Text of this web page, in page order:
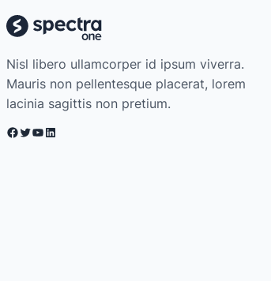
Nisl libero ullamcorper id ipsum viverra.
Mauris non pellentesque placerat, lorem
lacinia sagittis non pretium.
Facebook Twitter YouTube LinkedIn